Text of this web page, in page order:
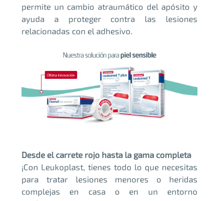
permite un cambio atraumático del apósito y
ayuda a proteger contra las lesiones
relacionadas con el adhesivo.
Desde el carrete rojo hasta la gama completa
¡Con Leukoplast, tienes todo lo que necesitas
para tratar lesiones menores o heridas
complejas en casa o en un entorno